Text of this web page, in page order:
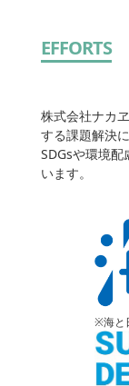
EFFORTS
株式会社ナカ
する課題解決
SDGsや環境
います。
※海と